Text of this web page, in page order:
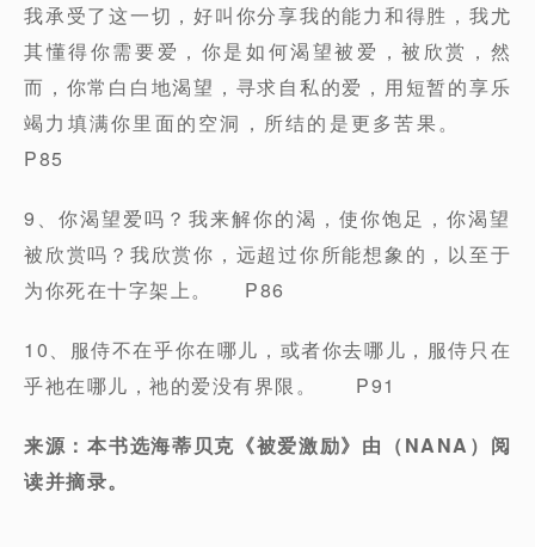
我承受了这一切，好叫你分享我的能力和得胜，我尤
其懂得你需要爱，你是如何渴望被爱，被欣赏，然
而，你常白白地渴望，寻求自私的爱，用短暂的享乐
竭力填满你里面的空洞，所结的是更多苦果。
P85
9、你渴望爱吗？我来解你的渴，使你饱足，你渴望
被欣赏吗？我欣赏你，远超过你所能想象的，以至于
为你死在十字架上。 P86
10、服侍不在乎你在哪儿，或者你去哪儿，服侍只在
乎祂在哪儿，祂的爱没有界限。 P91
来源：本书选海蒂贝克《被爱激励》由（NANA）阅
读并摘录。